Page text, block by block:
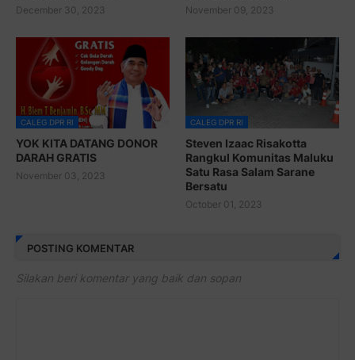
December 30, 2023 November 09, 2023
CALEG DPR RI
YOK KITA DATANG DONOR
DARAH GRATIS
November 03, 2023
CALEG DPR RI
Steven Izaac Risakotta
Rangkul Komunitas Maluku
Satu Rasa Salam Sarane
Bersatu
October 01, 2023
POSTING KOMENTAR
Silakan beri komentar yang baik dan sopan